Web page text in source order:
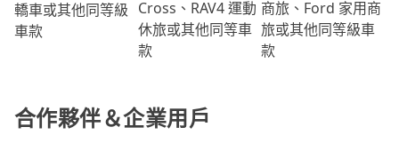
轎車或其他同等級
車款
Cross、RAV4 運動
休旅或其他同等車
款
商旅、Ford 家用商
旅或其他同等級車
款
合作夥伴＆企業用戶